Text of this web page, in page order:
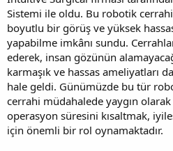
Sistemi ile oldu. Bu robotik
boyutlu bir görüş ve yüksek
yapabilme imkânı sundu.
ederek, insan gözünün
karmaşık ve hassas ameliyatları
hale geldi. Günümüzde bu tür
cerrahi müdahalede yaygın
operasyon süresini kısaltmak,
için önemli bir rol oynamaktadır.